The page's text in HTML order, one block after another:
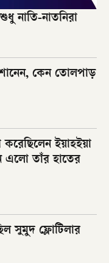
নাতি-নাতনিরা
কেন তোলপাড়
ইয়াহইয়া
এলো তাঁর হাতের
সুমুদ ফ্লোটিলার